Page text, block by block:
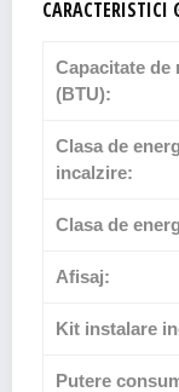
CARACTERISTICI
Capacitate de
(BTU):
Clasa de
incalzire:
Clasa de
Afisaj:
Kit instalare
Putere